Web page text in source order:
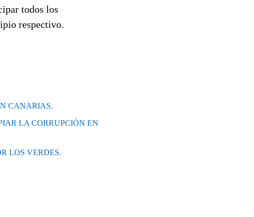
todos los
respectivo.
CANARIAS.
LA CORRUPCIÓN EN
LOS VERDES.